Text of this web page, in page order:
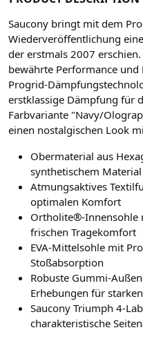
Saucony bringt mit dem
Wiederveröffentlichung
der erstmals 2007
bewährte Performance
Progrid-
erstklassige Dämpfung für
Farbvariante "Navy/
einen nostalgischen Look
Obermaterial aus
synthetischem Material
Atmungsaktives
optimalen Komfort
Ortholite®-Innensohle
frischen Tragekomfort
EVA-Mittelsohle mit
Stoßabsorption
Robuste Gummi-
Erhebungen für
Saucony Triumph 4-
charakteristische